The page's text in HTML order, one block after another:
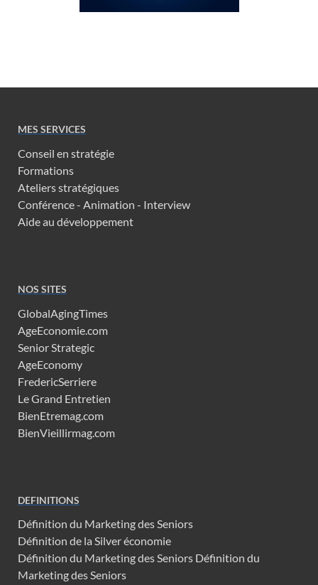
MES SERVICES
Conseil en stratégie
Formations
Ateliers stratégiques
Conférence - Animation - Interview
Aide au développement
NOS SITES
GlobalAgingTimes
AgeEconomie.com
Senior Strategic
AgeEconomy
FredericSerriere
Le Grand Entretien
BienEtremag.com
BienVieillirmag.com
DEFINITIONS
Définition du Marketing des Seniors
Définition de la Silver économie
Définition du Marketing des Seniors Définition du
Marketing des Seniors